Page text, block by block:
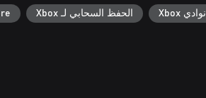
نوادي Xbox الحفظ السحابي لـ Xbox